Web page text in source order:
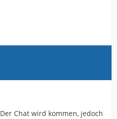
Der Chat wird kommen, jedoch